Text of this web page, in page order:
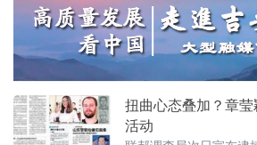
亲被迫将孩子放在腿上
扭曲心态叠加？章
活动